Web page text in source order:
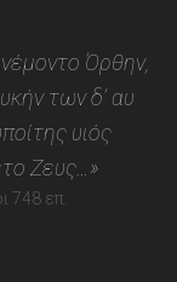
Όρθην,
των δ’ αυ
υιός
Ζευς…»
748 επ.